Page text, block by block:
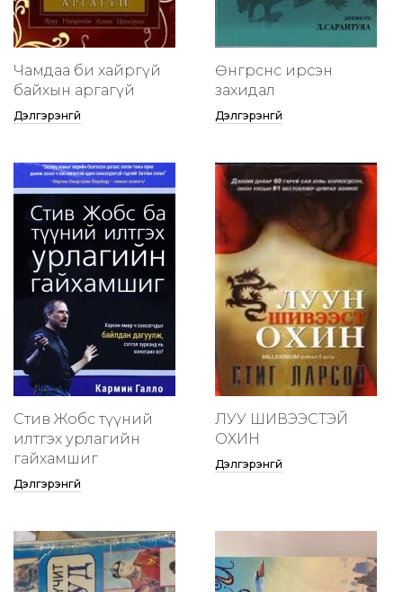
Чамдаа би хайргүй
байхын аргагүй
Дэлгэрэнгүй
Өнгөрснөөс ирсэн
захидал
Дэлгэрэнгүй
Стив Жобс түүний
илтгэх урлагийн
гайхамшиг
Дэлгэрэнгүй
ЛУУ ШИВЭЭСТЭЙ
ОХИН
Дэлгэрэнгүй